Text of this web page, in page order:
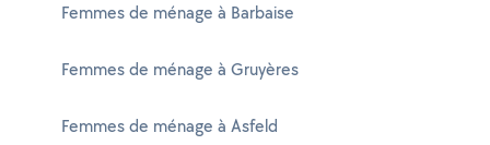
Femmes de ménage à Barbaise
Femmes de ménage à Gruyères
Femmes de ménage à Asfeld